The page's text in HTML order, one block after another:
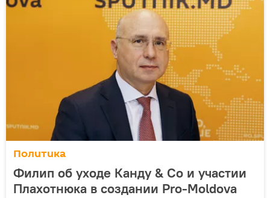
Политика
Филип об уходе Канду & Co и участии
Плахотнюка в создании Pro-Moldova